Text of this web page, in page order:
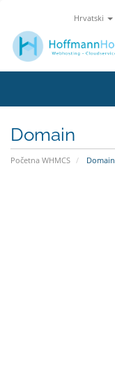
Hrvatski
Domain
Početna WHMCS Domain